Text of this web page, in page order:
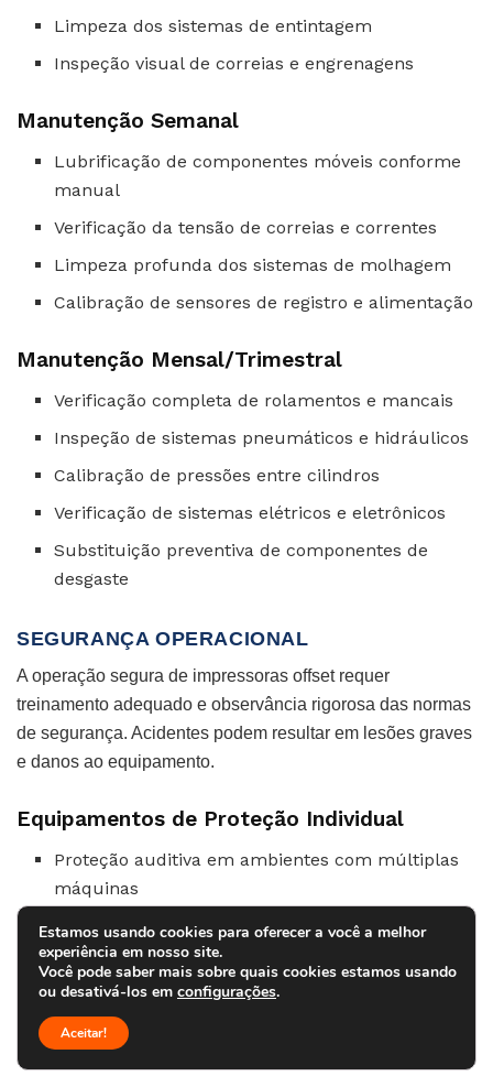
Limpeza dos sistemas de entintagem
Inspeção visual de correias e engrenagens
Manutenção Semanal
Lubrificação de componentes móveis conforme
manual
Verificação da tensão de correias e correntes
Limpeza profunda dos sistemas de molhagem
Calibração de sensores de registro e alimentação
Manutenção Mensal/Trimestral
Verificação completa de rolamentos e mancais
Inspeção de sistemas pneumáticos e hidráulicos
Calibração de pressões entre cilindros
Verificação de sistemas elétricos e eletrônicos
Substituição preventiva de componentes de
desgaste
SEGURANÇA OPERACIONAL
A operação segura de impressoras offset requer
treinamento adequado e observância rigorosa das normas
de segurança. Acidentes podem resultar em lesões graves
e danos ao equipamento.
Equipamentos de Proteção Individual
Proteção auditiva em ambientes com múltiplas
máquinas
Luvas apropriadas para manuseio de produtos
químicos
Óculos de proteção durante limpeza e
manutenção
Estamos usando cookies para oferecer a você a melhor
experiência em nosso site.
Você pode saber mais sobre quais cookies estamos usando
ou desativá-los em configurações.
Aceitar!